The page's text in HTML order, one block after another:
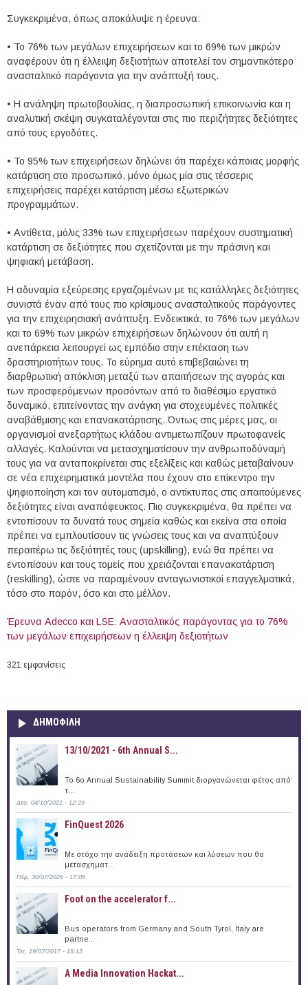
Συγκεκριμένα, όπως αποκάλυψε η έρευνα:
• Το 76% των μεγάλων επιχειρήσεων και το 69% των μικρών
αναφέρουν ότι η έλλειψη δεξιοτήτων αποτελεί τον σημαντικότερο
ανασταλτικό παράγοντα για την ανάπτυξή τους.
• Η ανάληψη πρωτοβουλίας, η διαπροσωπική επικοινωνία και η
αναλυτική σκέψη συγκαταλέγονται στις πιο περιζήτητες δεξιότητες
από τους εργοδότες.
• Το 95% των επιχειρήσεων δηλώνει ότι παρέχει κάποιας μορφής
κατάρτιση στο προσωπικό, μόνο όμως μία στις τέσσερις
επιχειρήσεις παρέχει κατάρτιση μέσω εξωτερικών
προγραμμάτων.
• Αντίθετα, μόλις 33% των επιχειρήσεων παρέχουν συστηματική
κατάρτιση σε δεξιότητες που σχετίζονται με την πράσινη και
ψηφιακή μετάβαση.
Η αδυναμία εξεύρεσης εργαζομένων με τις κατάλληλες δεξιότητες
συνιστά έναν από τους πιο κρίσιμους ανασταλτικούς παράγοντες
για την επιχειρησιακή ανάπτυξη. Ενδεικτικά, το 76% των μεγάλων
και το 69% των μικρών επιχειρήσεων δηλώνουν ότι αυτή η
ανεπάρκεια λειτουργεί ως εμπόδιο στην επέκταση των
δραστηριοτήτων τους. Το εύρημα αυτό επιβεβαιώνει τη
διαρθρωτική απόκλιση μεταξύ των απαιτήσεων της αγοράς και
των προσφερόμενων προσόντων από το διαθέσιμο εργατικό
δυναμικό, επιτείνοντας την ανάγκη για στοχευμένες πολιτικές
αναβάθμισης και επανακατάρτισης. Όντως στις μέρες μας, οι
οργανισμοί ανεξαρτήτως κλάδου αντιμετωπίζουν πρωτοφανείς
αλλαγές. Καλούνται να μετασχηματίσουν την ανθρωποδύναμή
τους για να ανταποκρίνεται στις εξελίξεις και καθώς μεταβαίνουν
σε νέα επιχειρηματικά μοντέλα που έχουν στο επίκεντρο την
ψηφιοποίηση και τον αυτοματισμό, ο αντίκτυπος στις απαιτούμενες
δεξιότητες είναι αναπόφευκτος. Πιο συγκεκριμένα, θα πρέπει να
εντοπίσουν τα δυνατά τους σημεία καθώς και εκείνα στα οποία
πρέπει να εμπλουτίσουν τις γνώσεις τους και να αναπτύξουν
περαιτέρω τις δεξιότητές τους (upskilling), ενώ θα πρέπει να
εντοπίσουν και τους τομείς που χρειάζονται επανακατάρτιση
(reskilling), ώστε να παραμένουν ανταγωνιστικοί επαγγελματικά,
τόσο στο παρόν, όσο και στο μέλλον.
Έρευνα Adecco και LSE: Ανασταλτικός παράγοντας για το 76%
των μεγάλων επιχειρήσεων η έλλειψη δεξιοτήτων
321 εμφανίσεις
ΔΗΜΟΦΙΛΗ
13/10/2021 - 6th Annual S...
To 6ο Annual Sustainability Summit διοργανώνεται φέτος από
τ...
Δευ, 04/10/2021 - 12:29
FinQuest 2026
Με στόχο την ανάδειξη προτάσεων και λύσεων που θα
μετασχηματ...
Πέμ, 30/07/2026 - 17:05
Foot on the accelerator f...
Bus operators from Germany and South Tyrol, Italy are
partne...
Τετ, 19/07/2017 - 15:13
A Media Innovation Hackat...